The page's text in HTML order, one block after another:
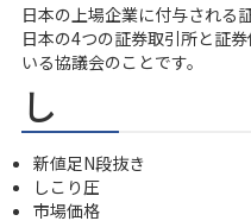
日本の上場企業に付与される
日本の4つの証券取引所と証
いる協議会のことです。
し
新値足N段抜き
しこり圧
市場価格